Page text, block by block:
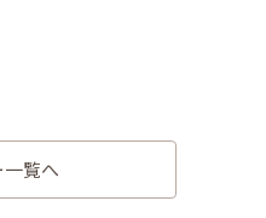
りの)】 (バスト：B75)
一覧へ